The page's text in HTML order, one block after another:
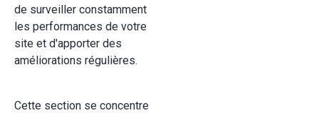
de surveiller constamment
les performances de votre
site et d'apporter des
améliorations régulières.
Cette section se concentre